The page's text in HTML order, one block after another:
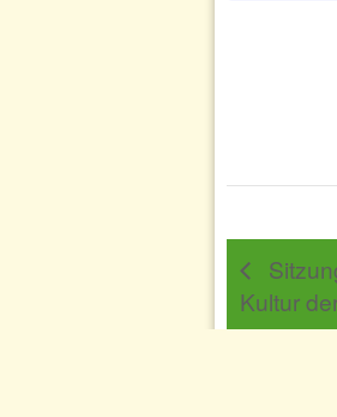
Kultur